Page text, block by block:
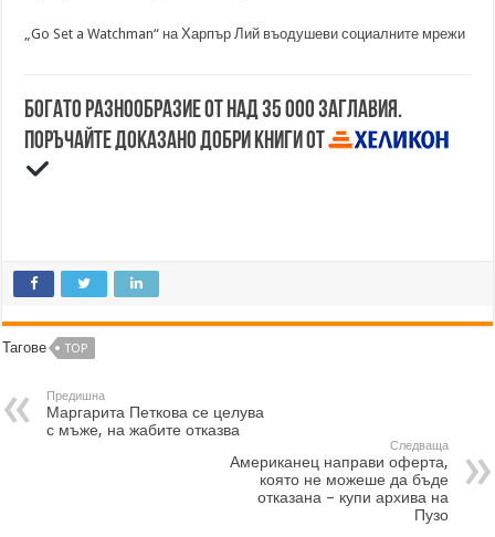
„Go Set a Watchman“ на Харпър Лий въодушеви социалните мрежи
Богато разнообразие от над 35 000 заглавия.
Поръчайте доказано добри книги от
Тагове TOP
Предишна
Маргарита Петкова се целува
с мъже, на жабите отказва
Следваща
Американец направи оферта,
която не можеше да бъде
отказана – купи архива на
Пузо